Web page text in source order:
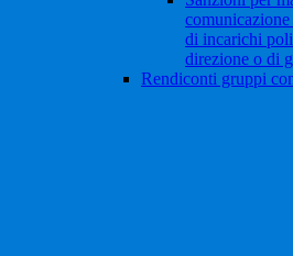
di incarichi
direzione o di
Rendiconti gruppi